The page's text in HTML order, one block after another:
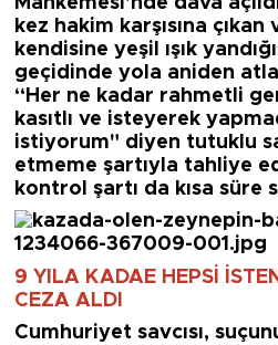
kez hakim karşısına çıkan
kendisine yeşil ışık
geçidinde yola aniden
“Her ne kadar rahmetli
kasıtlı ve isteyerek
istiyorum" diyen tutuklu
etmeme şartıyla tahliye
kontrol şartı da kısa süre
9 YILA KADAE HEPSİ
CEZA ALDI
Cumhuriyet savcısı,